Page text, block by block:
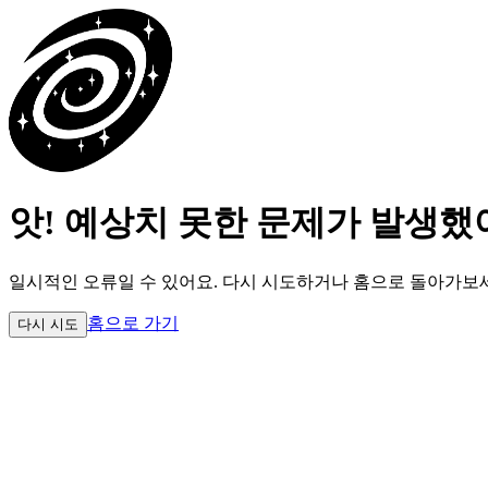
앗! 예상치 못한 문제가 발생했
일시적인 오류일 수 있어요. 다시 시도하거나 홈으로 돌아가보
다시 시도 홈으로 가기